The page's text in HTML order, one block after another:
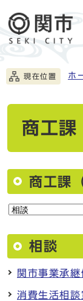
現在位置 ホ
商工課
商工課
相談
関市事業承
消費生活相